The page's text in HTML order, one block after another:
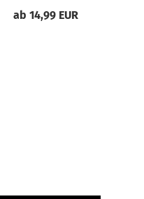
ab 14,99 EUR